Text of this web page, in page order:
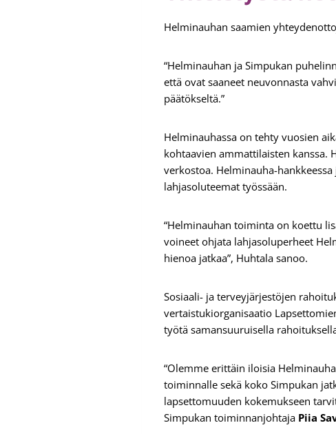
Helminauhan saamien
“Helminauhan ja Simpukan
että ovat saaneet neuvonnasta
päätökseltä.”
Helminauhassa on tehty vuosien
kohtaavien ammattilaisten
verkostoa. Helminauha-
lahjasoluteemat työssään.
“Helminauhan toiminta on koettu
voineet ohjata lahjasoluperheet
hienoa jatkaa”, Huhtala sanoo.
Sosiaali- ja terveyjärjestöjen
vertaistukiorganisaatio
työtä samansuuruisella
“Olemme erittäin iloisia
toiminnalle sekä koko Simpukan
lapsettomuuden kokemukseen
Simpukan toiminnanjohtaja Piia